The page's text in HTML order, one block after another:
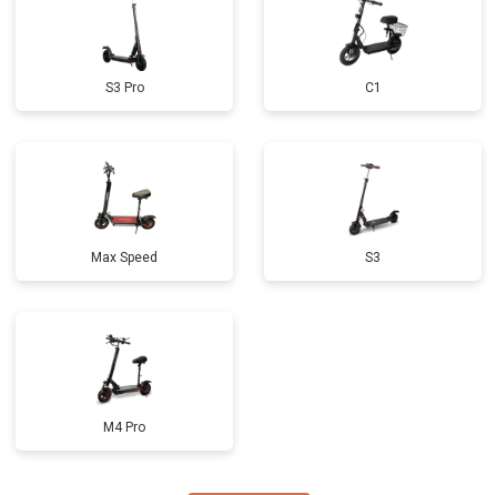
S3 Pro C1
Max Speed S3
M4 Pro